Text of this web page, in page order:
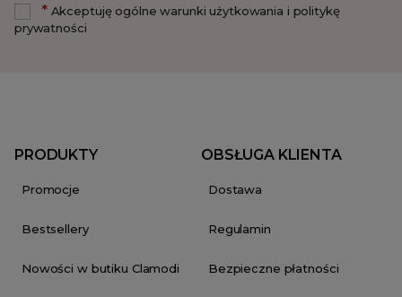
*Akceptuję ogólne warunki użytkowania i politykę
prywatności
PRODUKTY
Promocje
Bestsellery
Nowości w butiku Clamodi
OBSŁUGA KLIENTA
Dostawa
Regulamin
Bezpieczne płatności